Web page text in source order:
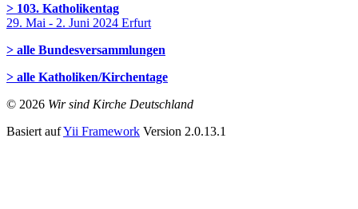
> 103. Katholikentag
29. Mai - 2. Juni 2024 Erfurt
> alle Bundesversammlungen
> alle Katholiken/Kirchentage
© 2026 Wir sind Kirche Deutschland
Basiert aufYii Framework Version 2.0.13.1